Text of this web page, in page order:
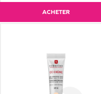
ACHETER